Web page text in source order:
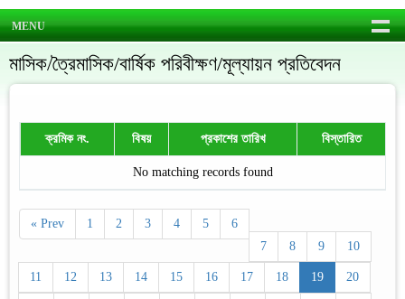
MENU
মাসিক/ত্রৈমাসিক/বার্ষিক পরিবীক্ষণ/মূল্যায়ন প্রতিবেদন
ক্রমিক নং. বিষয় প্রকাশের তারিখ বিস্তারিত
No matching records found
« Prev 1 2 3 4 5
6
7
8 9 10
11 12 13 14 15 16 17 18 19 20